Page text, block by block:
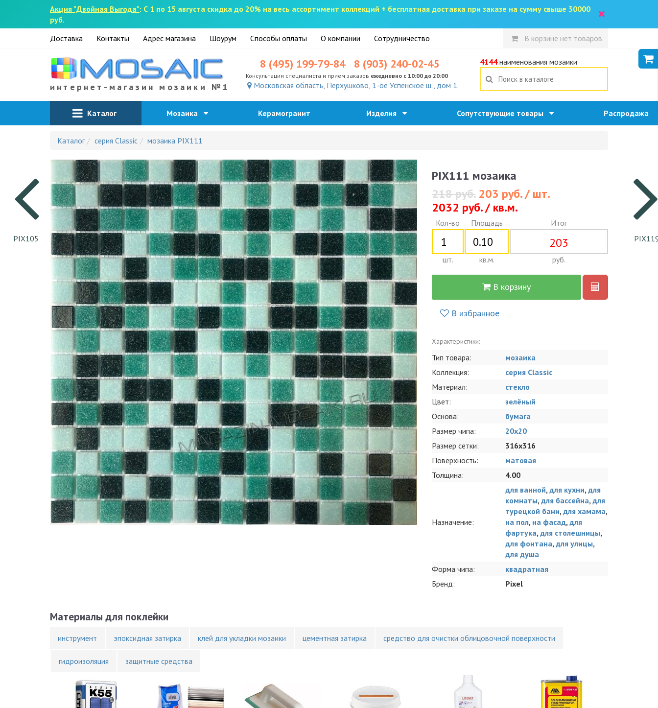
Акция "Двойная Выгода": С 1 по 15 августа скидка до 20% на весь ассортимент коллекций + бесплатная доставка при заказе на сумму свыше 30000
руб.
×
Доставка Контакты Адрес магазина Шоурум Способы оплаты О компании Сотрудничество В корзине нет товаров
интернет-магазин мозаики №1
8 (495) 199-79-84 8 (903) 240-02-45
Консультации специалиста и прием заказов ежедневно с 10:00 до 20:00
Московская область, Перхушково, 1-ое Успенское ш., дом 1.
4144наименования мозаики
Каталог Мозаика Керамогранит Изделия Сопутствующие товары Распродажа
Каталог серия Classic мозаика PIX111
PIX105
PIX111 мозаика
218 руб.203 руб. / шт.
2032 руб. / кв.м.
Кол-во
шт.
Площадь
кв.м.
Итог
203
руб.
В корзину
В избранное
Характеристики:
Тип товара:
мозаика
Коллекция:
серия Classic
Материал:
стекло
Цвет:
зелёный
Основа:
бумага
Размер чипа:
20x20
Размер сетки:
316x316
Поверхность:
матовая
Толщина:
4.00
Назначение:
для ванной, для кухни, для
комнаты, для бассейна, для
турецкой бани, для хамама,
на пол, на фасад, для
фартука, для столешницы,
для фонтана, для улицы,
для душа
Форма чипа:
квадратная
Бренд:
Pixel
Материалы для поклейки
инструмент эпоксидная затирка клей для укладки мозаики цементная затирка средство для очистки облицовочной поверхности
гидроизоляция защитные средства